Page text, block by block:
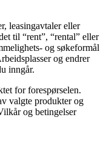
leasingavtaler eller
til “rent”, “rental” eller
og søkeformål
og endrer
inngår.
for forespørselen.
valgte produkter og
og betingelser